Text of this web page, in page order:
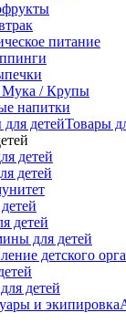
питание
/ Крупы
напитки
Товары
детей
детей
детей
для детей
детского
детей